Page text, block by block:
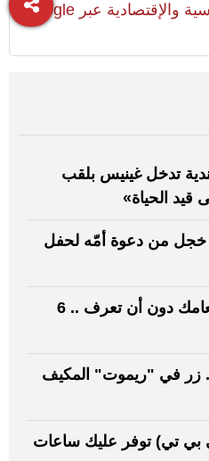
المستجدات السياسية والإقتصادية عبر Google
منذ 2015.. هندية تدخل غينيس بلقب
الحياة»
من دعوة أمّه لحفل
البلاستيك يدخل إلى طعامك دون أن تعرف .. 6
.. زر في "ريموت" المكيف
بي تي) توفر عليك ساعات